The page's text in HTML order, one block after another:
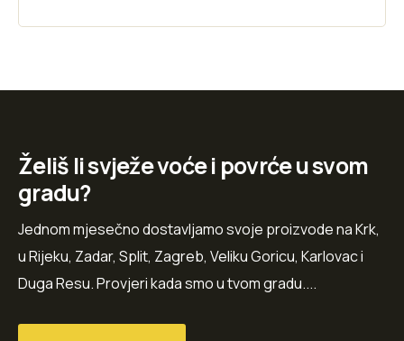
out
Želiš li svježe voće i povrće u svom
gradu?
Jednom mjesečno dostavljamo svoje proizvode na Krk,
u Rijeku, Zadar, Split, Zagreb, Veliku Goricu, Karlovac i
Duga Resu. Provjeri kada smo u tvom gradu....